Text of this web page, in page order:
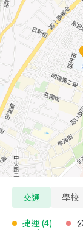
交通 學校
捷運 (4)